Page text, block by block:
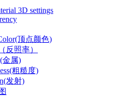
3D settings
顶点颜色)
反照率）
金属)
粗糙度)
发射)